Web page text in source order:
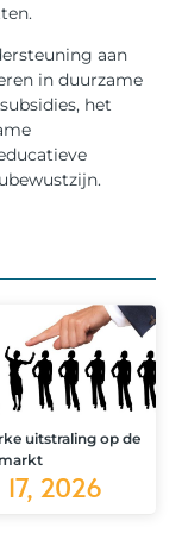
aan
in duurzame
het
uitstraling op de
2026